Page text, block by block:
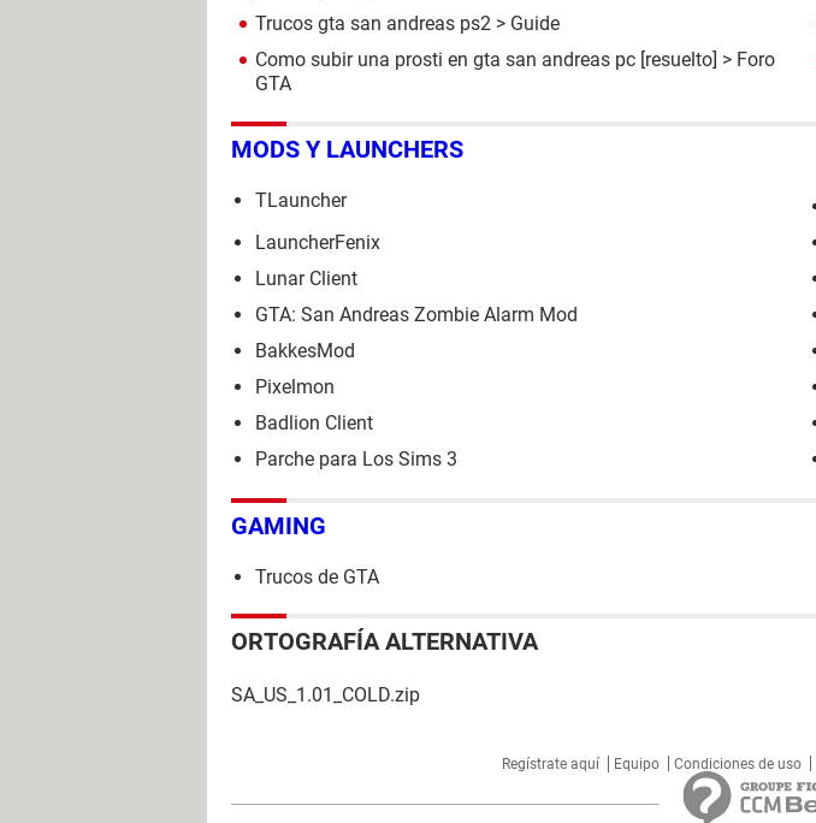
Trucos gta san andreas ps2 > Guide
Como subir una prosti en gta san andreas pc [resuelto] > Foro
GTA
MODS Y LAUNCHERS
TLauncher
LauncherFenix
Lunar Client
GTA: San Andreas Zombie Alarm Mod
BakkesMod
Pixelmon
Badlion Client
Parche para Los Sims 3
GAMING
Trucos de GTA
ORTOGRAFÍA ALTERNATIVA
SA_US_1.01_COLD.zip
Regístrate aquí Equipo Condiciones de uso